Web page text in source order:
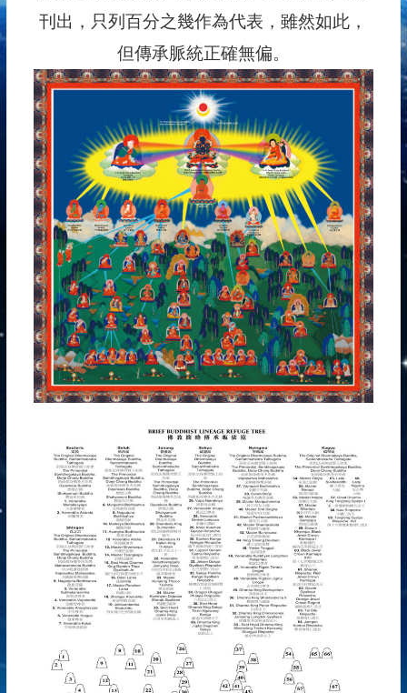
刊出，只列百分之幾作為代表，雖然如此，
但傳承脈統正確無偏。